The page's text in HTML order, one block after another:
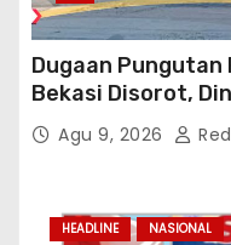
Dugaan Pungutan
Bekasi Disorot,
Prioritas
Agu 9, 2026
HEADLINE NASIONAL